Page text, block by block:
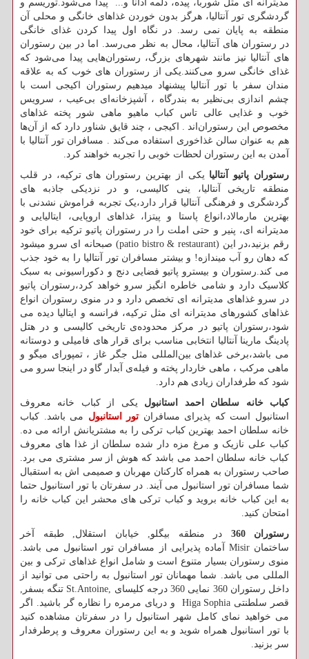
مدیترانه ای مثل شوربا، پیده، دلمه آدانا و... پیدا می‌شود.توریسم و
گردشگری تور آنتالیا، هرگز بدون خوردن غذاهای خانگی و محلی آن
منطقه به پایان نمی رسد. در نگاه اول پیدا کردن غذای خانگی
در رستوران های آنتالیا، محال به نظر می‌رسد. اما در بین رستوران
های آنتالیا نیز مانند شهرهای بزرگ، رستوران‌هایی پیدا می‌شود که
غذای خانگی سرو می‌کنند.یکی از رستوران های خوب که به علاقه
مندان سفر با تور آنتالیا پیشنهاد میدهیم رستوران اکیجی است با
چشم‌ اندازی بی‌نظیر به بندرگاه ، آشپزخانه‌ای بی‌عیب ، سرویس
خوب و غذایی عالی تاس‌ کباب ماهیو ماهی شور پخته غذاهای
مخصوص این رستوران‌اند . اکیجی ، چند قایق شناور دارد که از آن‌ها
هم به عنوان سالن غذاخوری استفاده می‌کند . مسافران تور آنتالیا با
آمدن به این رستوران لحظات خوبی را تجربه خواهند کرد.
رستوران پاتیو آنتالیا یکی از بهترین رستوران های ترکیه، در قلب
منطقه تاریخی آنتالیا، ینی کالیسی، و در نزدیکی جاذبه های
گردشگری و فرهنگی آنتالیا قرار دارد،یک تجربه فراموش نشدنی با
بهترین مارمالاد،انواع پاستا و پیتزا، غذاهای اروپایی، ایتالیایی و
مدیترانه ای، پنیر و حتی املت را در رستوران پاتیو ترکیه برای خود
رقم بزنید،در این (patio bistro & restaurant) صبحانه ای سرو میشود
که دهان رو آب میندازه! و بیشتر مسافران تور آنتالیا را به خود جذب
می کند.رستوران و بیسترو پاتیو فضایی دنج و دکوراسیونی به سبک
کلاسیک دارد و شامی خاطره انگیز سرو خواهد کرد،رستوران پاتیو
در سرو غذاهای مدیترانه ای تخصص دارد و در منوی رستوران انواع
غذاهای کشورهای مدیترانه ای مثل ترکیه، فرانسه و ایتالیا دیده می
شود،رستوران پاتیو در مرکز محدوده‌ی تاریخی کالیسی و در هتل
پادینگ مارینا آنتالیا انتخابی مناسب برای قرار های فامیلی و دوستانه
می باشد،برخی غذاهای بین‌المللی مثل جگر غاز ، تمپورای میگو و
ماهی مرکب ، ماهی خاردار پخته و فیله‌ی آبدار گاو در اینجا سرو می
شود که طرفداران زیادی هم دارد.
کباب خانه سلطان احمد استانبول یکی از کباب خانه معروف
استانبول است که پذیرای مسافران تور استانبول می باشد. کباب
خانه سلطان احمد بهترین کباب ترکی را به مشتریانش ارائه می ده.
کباب علی نازیک و مرغ مزه دار شده سلطان از غذا های معروف
کباب خانه سلطان احمد می باشد که هوش از سر مشتری می برد.
صاحب رستوران به همراه کارکنان مهربان و صمیمی اش به استقبال
شما مسافران تور استانبول می آیند. در سفرتان با تور استانبول حتما
به این کباب خانه بروید و کباب ترکی های محشر این کباب خانه را
امتحان کنید.
رستوران 360
در منطقه بیگلو, خیابان استقلال, طبقه آخر
ساختمان Misir
آماده پذیرایی از مسافران تور استانبول می باشد.
منوی رستوران بسیار متنوع است و شامل انواع غذاهای ترکی و بین
المللی می باشد. شما مهمانان تور استانبول به راحتی می توانید از
داخل رستوران 360 نمایی 360 درجه کلیسای
St.Antoine, تنگه بسفر,
قصر سلطنتی Higa Sophia و دریای مرمره را نظاره گر باشید. اگر
می خواهید نمای کامل شهر استانبول را در سفرتان مشاهده کنید
با تور استانبول همراه شوید و به این رستوران معروف و پرطرفدار
سر بزنید.